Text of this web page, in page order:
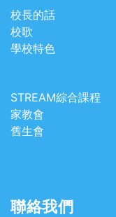
校長的話
校歌
學校特色
STREAM綜合課程
家教會
舊生會
聯絡我們